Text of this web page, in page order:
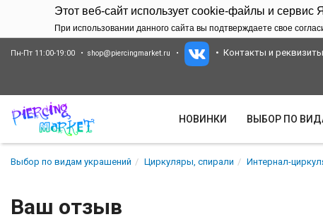
Этот веб-сайт использует cookie-файлы и сервис
При использовании данного сайта вы подтверждаете свое
Пн-Пт 11:00-19:00 shop@piercingmarket.ru Контакты и реквизиты
НОВИНКИ ВЫБОР ПО
Выбор по видам украшений Циркуляры, спирали Интернал-
Ваш отзыв